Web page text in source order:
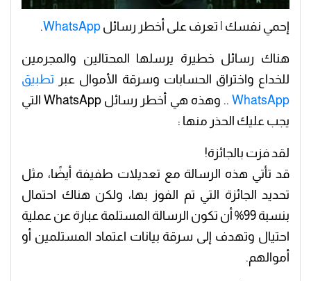
إحمي نفسك | تعرف على أخطر رسائل WhatsApp
.
هناك رسائل خطيرة يرسلها المحتالين والمجرمين
للخداع واختراق الحسابات وسرقة الأموال عبر تطبيق
WhatsApp
.. وهذه هي أخطر رسائل WhatsApp التي
يجب عليك الحذر منها :
لقد فزت بالجائزة!
قد تأتي هذه الرسالة مع تعديلات طفيفة أيضًا، مثل
تحديد الجائزة التي تم الفوز بها، ولكن هناك احتمال
بنسبة 99% أن تكون الرسالة المستلمة عبارة عن عملية
احتيال وتهدف إلى سرقة بيانات اعتماد المستلمين أو
أموالهم.